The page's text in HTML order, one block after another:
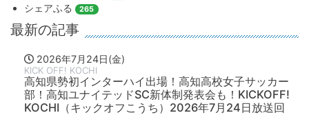
シェアふる 265
最新の記事
2026年7月24日(金)
KICK OFF! KOCHI
高知県勢初インターハイ出場！高知高校女子サッカー
部！高知ユナイテッドSC新体制発表会も！KICKOFF!
KOCHI（キックオフこうち）2026年7月24日放送回